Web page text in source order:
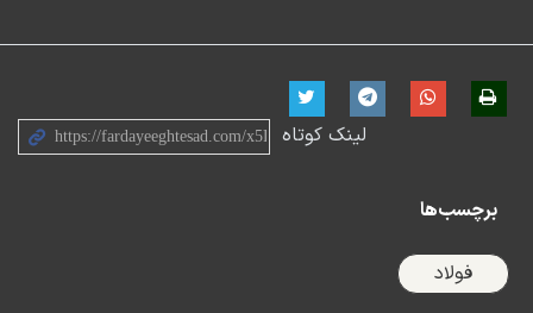
حیدری در ادامه در ارتباط با همبستگی مثبت فولاد متیل و
فولاد مبارکه گفت: همکاری فولاد متیل با فولاد مبارکه به
عنوان یکی از بزرگان بازار فولاد ایران، کمک شایانی به مسیر
پیش‌روی شرکت ما داشته است.
لینک کوتاه
برچسب‌ها
فولاد